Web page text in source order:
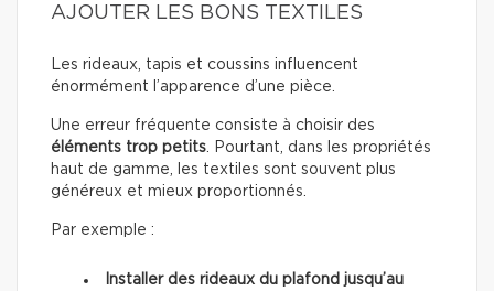
AJOUTER LES BONS TEXTILES
Les rideaux, tapis et coussins influencent
énormément l’apparence d’une pièce.
Une erreur fréquente consiste à choisir des
éléments trop petits. Pourtant, dans les propriétés
haut de gamme, les textiles sont souvent plus
généreux et mieux proportionnés.
Par exemple :
Installer des rideaux du plafond jusqu’au